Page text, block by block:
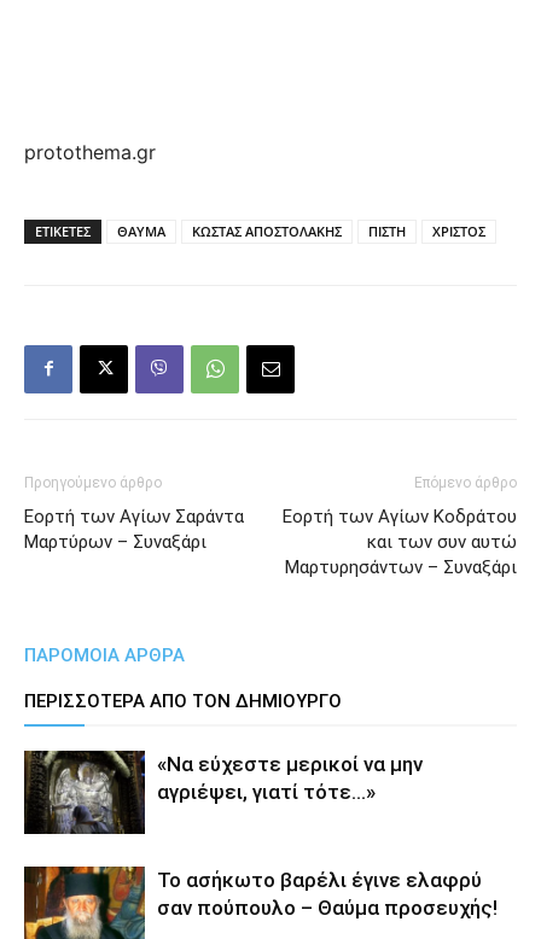
protothema.gr
ΕΤΙΚΕΤΕΣ ΘΑΥΜΑ ΚΩΣΤΑΣ ΑΠΟΣΤΟΛΑΚΗΣ ΠΙΣΤΗ ΧΡΙΣΤΟΣ
Προηγούμενο άρθρο
Εορτή των Αγίων Σαράντα
Μαρτύρων – Συναξάρι
Επόμενο άρθρο
Εορτή των Αγίων Κοδράτου
και των συν αυτώ
Μαρτυρησάντων – Συναξάρι
ΠΑΡΟΜΟΙΑ ΑΡΘΡΑ
ΠΕΡΙΣΣΟΤΕΡΑ ΑΠΟ ΤΟΝ ΔΗΜΙΟΥΡΓΟ
«Να εύχεστε μερικοί να μην
αγριέψει, γιατί τότε…»
Το ασήκωτο βαρέλι έγινε ελαφρύ
σαν πούπουλο – Θαύμα προσευχής!